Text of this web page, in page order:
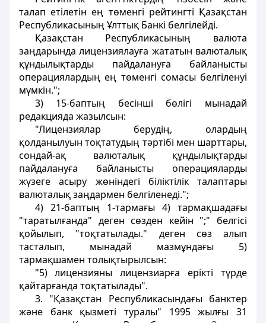
талап етілетін ең төменгі рейтингті Қазақстан
Республикасының Ұлттық Банкі белгілейді.
Қазақстан Республикасының валюта
заңдарында лицензиялауға жататын валюталық
құндылықтарды пайдалануға байланысты
операциялардың ең төменгі сомасы белгіленуі
мүмкін.";
3) 15-баптың бесінші бөлігі мынадай
редакцияда жазылсын:
"Лицензиялар берудің, олардың
қолданылуын тоқтатудың тәртібі мен шарттары,
сондай-ақ валюталық құндылықтарды
пайдалануға байланысты операцияларды
жүзеге асыру жөніндегі біліктілік талаптары
валюталық заңдармен белгіленеді.";
4) 21-баптың 1-тармағы 4) тармақшадағы
"таратылғанда" деген сөзден кейін ";" белгісі
қойылып, "тоқтатылады." деген сөз алып
тасталып, мынадай мазмұндағы 5)
тармақшамен толықтырылсын:
"5) лицензияны лицензиарға ерікті түрде
қайтарғанда тоқтатылады".
3. "Қазақстан Республикасындағы банктер
және банк қызметі туралы" 1995 жылғы 31